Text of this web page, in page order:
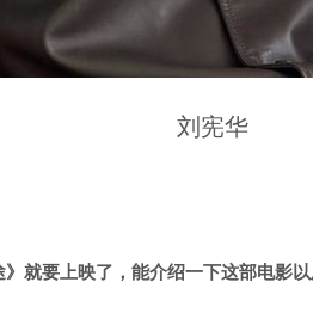
刘宪华
就要上映了，能介绍一下这部电影